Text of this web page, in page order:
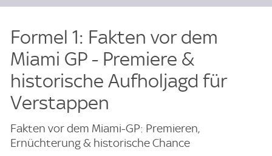
Formel 1: Fakten vor dem
Miami GP - Premiere &
historische Aufholjagd für
Verstappen
Fakten vor dem Miami-GP: Premieren,
Ernüchterung & historische Chance